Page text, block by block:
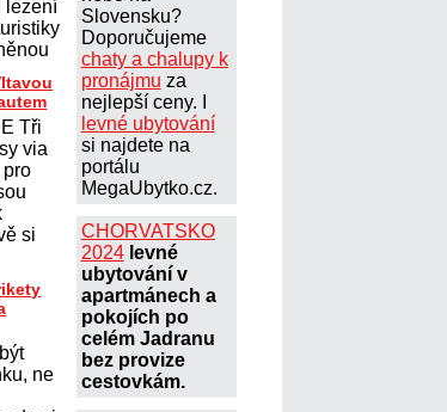
Slovensku?
Doporučujeme
chaty a chalupy k
pronájmu za
nejlepší ceny. I
levné ubytování
si najdete na
portálu
MegaUbytko.cz.
CHORVATSKO
2024 levné
ubytování v
apartmánech a
pokojích po
celém Jadranu
bez provize
cestovkám.
lezení
Tři
via
pro
si
ne